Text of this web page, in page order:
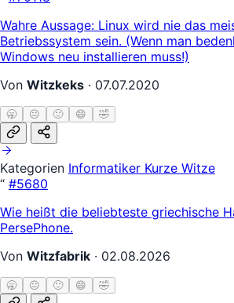
Wahre Aussage: Linux wird nie das
Betriebssystem sein. (Wenn man
Windows neu installieren muss!)
Von Witzkeks · 07.07.2020
🥱 😐 🙂 😄 🤣
Kategorien Informatiker Kurze Witze
“ #5680
Wie heißt die beliebteste griechische
PersePhone.
Von Witzfabrik · 02.08.2026
🥱 😐 🙂 😄 🤣